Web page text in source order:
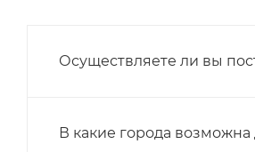
Осуществляете ли вы
В какие города возможна